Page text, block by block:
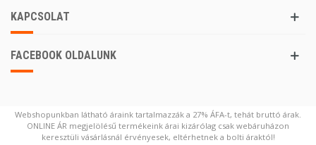
KAPCSOLAT
FACEBOOK OLDALUNK
Webshopunkban látható áraink tartalmazzák a 27% ÁFA-t, tehát bruttó árak.
ONLINE ÁR megjelölésű termékeink árai kizárólag csak webáruházon
keresztüli vásárlásnál érvényesek, eltérhetnek a bolti áraktól!